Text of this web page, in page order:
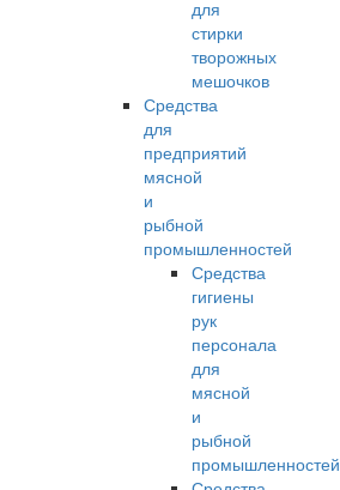
для
стирки
творожных
мешочков
Средства
для
предприятий
мясной
и
рыбной
промышленностей
Средства
гигиены
рук
персонала
для
мясной
и
рыбной
промышленностей